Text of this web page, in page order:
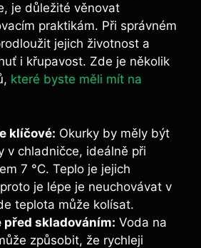
je důležité věnovat
praktikám. Při správném
jejich životnost a
i křupavost. Zde je několik
které byste měli mít na
klíčové: Okurky by měly být
v chladničce, ideálně při
7 °C. Teplo je jejich
je lépe je neuchovávat v
teplota může kolísat.
před skladováním: Voda na
způsobit, že rychleji